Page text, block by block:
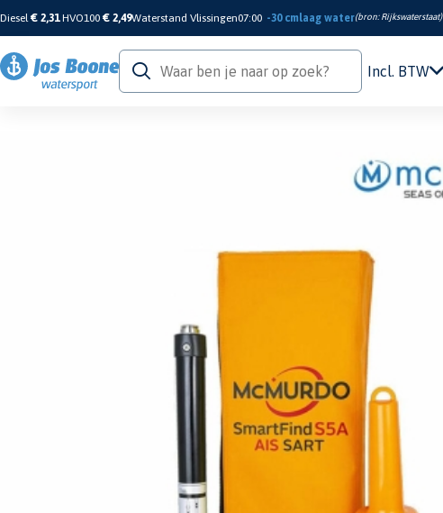
Diesel€ 2,31 HVO100 € 2,49Waterstand Vlissingen07:00 -30 cmlaag water(bron:Rijkswaterstaat)
Incl. BTW